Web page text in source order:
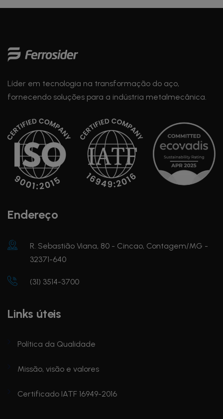
Líder em tecnologia na transformação do aço,
fornecendo soluções para a indústria metalmecânica.
Endereço
R. Sebastião Viana, 80 - Cincao, Contagem/MG -
32371-640
(31) 3514-3700
Links úteis
Política da Qualidade
Missão, visão e valores
Certificado IATF 16949-2016